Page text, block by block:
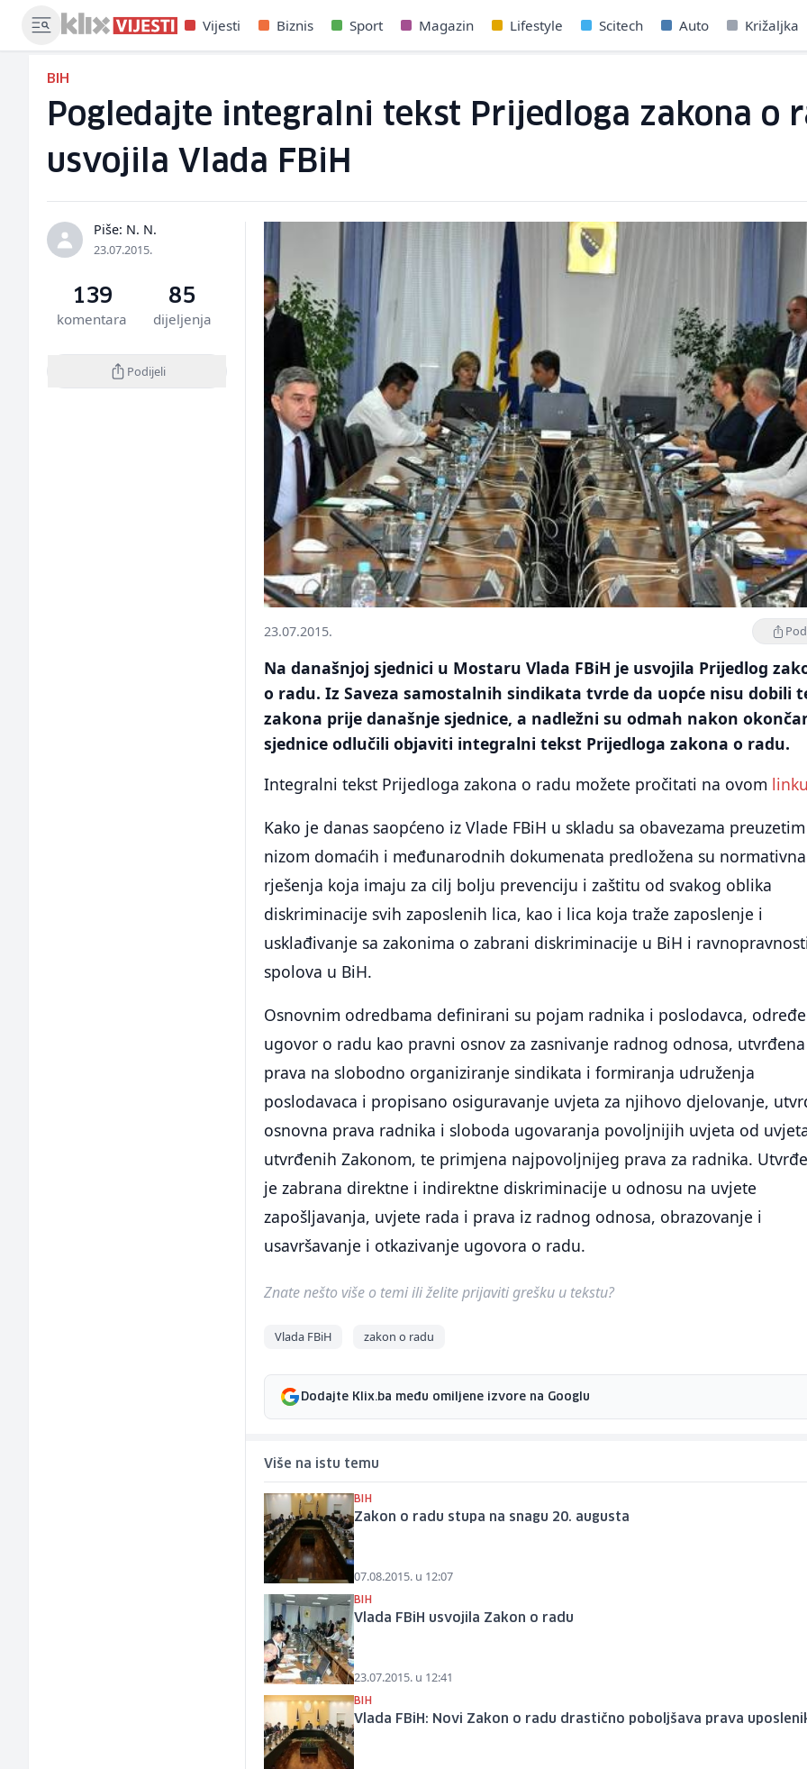
Vijesti Biznis Sport Magazin Lifestyle Scitech Auto Križaljka
BIH
Pogledajte integralni tekst Prijedloga zakona o
usvojila Vlada FBiH
Piše: N. N.
23.07.2015.
139
komentara
85
dijeljenja
Podijeli
23.07.2015.
Na današnjoj sjednici u Mostaru Vlada FBiH je usvojila Prijedlog
o radu. Iz Saveza samostalnih sindikata tvrde da uopće nisu dobili
zakona prije današnje sjednice, a nadležni su odmah nakon
sjednice odlučili objaviti integralni tekst Prijedloga zakona o radu.
Integralni tekst Prijedloga zakona o radu možete pročitati na ovom linku
Kako je danas saopćeno iz Vlade FBiH u skladu sa obavezama preuzetim
nizom domaćih i međunarodnih dokumenata predložena su normativna
rješenja koja imaju za cilj bolju prevenciju i zaštitu od svakog oblika
diskriminacije svih zaposlenih lica, kao i lica koja traže zaposlenje i
usklađivanje sa zakonima o zabrani diskriminacije u BiH i ravnopravnosti
spolova u BiH.
Osnovnim odredbama definirani su pojam radnika i poslodavca,
ugovor o radu kao pravni osnov za zasnivanje radnog odnosa, utvrđena
prava na slobodno organiziranje sindikata i formiranja udruženja
poslodavaca i propisano osiguravanje uvjeta za njihovo djelovanje,
osnovna prava radnika i sloboda ugovaranja povoljnijih uvjeta od
utvrđenih Zakonom, te primjena najpovoljnijeg prava za radnika.
je zabrana direktne i indirektne diskriminacije u odnosu na uvjete
zapošljavanja, uvjete rada i prava iz radnog odnosa, obrazovanje i
usavršavanje i otkazivanje ugovora o radu.
Znate nešto više o temi ili želite prijaviti grešku u tekstu?
Vlada FBiH zakon o radu
Dodajte Klix.ba među omiljene izvore na Googlu
Više na istu temu
BIH
Zakon o radu stupa na snagu 20. augusta
07.08.2015. u 12:07
BIH
Vlada FBiH usvojila Zakon o radu
23.07.2015. u 12:41
BIH
Vlada FBiH: Novi Zakon o radu drastično poboljšava prava